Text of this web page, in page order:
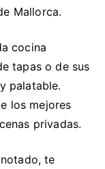
Mallorca.
cocina
tapas o de sus
palatable.
los mejores
privadas.
te